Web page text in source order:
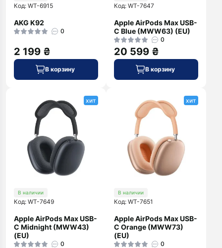
Код: WT-6915
AKG K92
0
2 199 ₴
В корзину
Код: WT-7647
Apple AirPods Max USB-
C Blue (MWW63) (EU)
0
20 599 ₴
В корзину
хит
В наличии
Код: WT-7649
Apple AirPods Max USB-
C Midnight (MWW43)
(EU)
0
хит
В наличии
Код: WT-7651
Apple AirPods Max USB-
C Orange (MWW73)
(EU)
0